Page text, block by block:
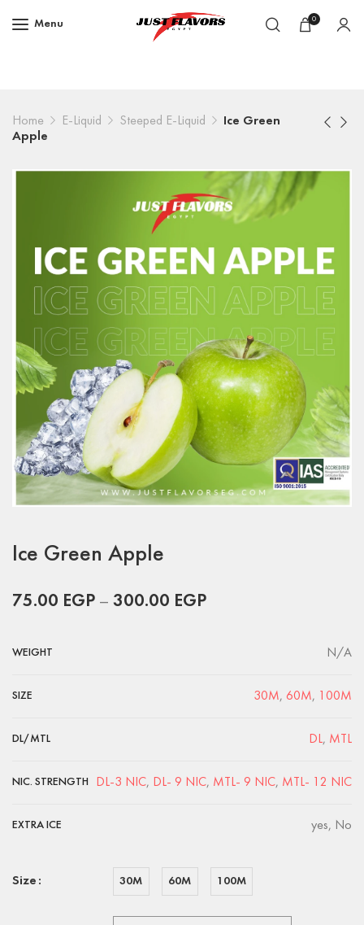
Menu 0
Home E-Liquid Steeped E-Liquid
Ice Green
Apple
Ice Green Apple
75.00 EGP – 300.00 EGP
WEIGHT N/A
SIZE 30M, 60M, 100M
DL/MTL DL, MTL
NIC. STRENGTH DL-3 NIC, DL- 9 NIC, MTL- 9 NIC, MTL- 12 NIC
EXTRA ICE yes, No
Size 30M 60M 100M